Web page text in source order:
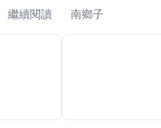
繼續閱讀 南鄉子